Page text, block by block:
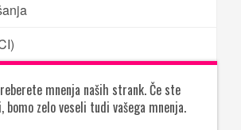
mnenja naših strank. Če ste
bomo zelo veseli tudi vašega mnenja.